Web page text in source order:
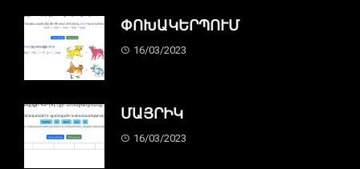
ՓՈԽԱԿԵՐՊՈՒՄ
16/03/2023
ՄԱՅՐԻԿ
16/03/2023